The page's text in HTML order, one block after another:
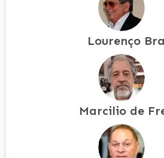
Lourenço
Marcilio de